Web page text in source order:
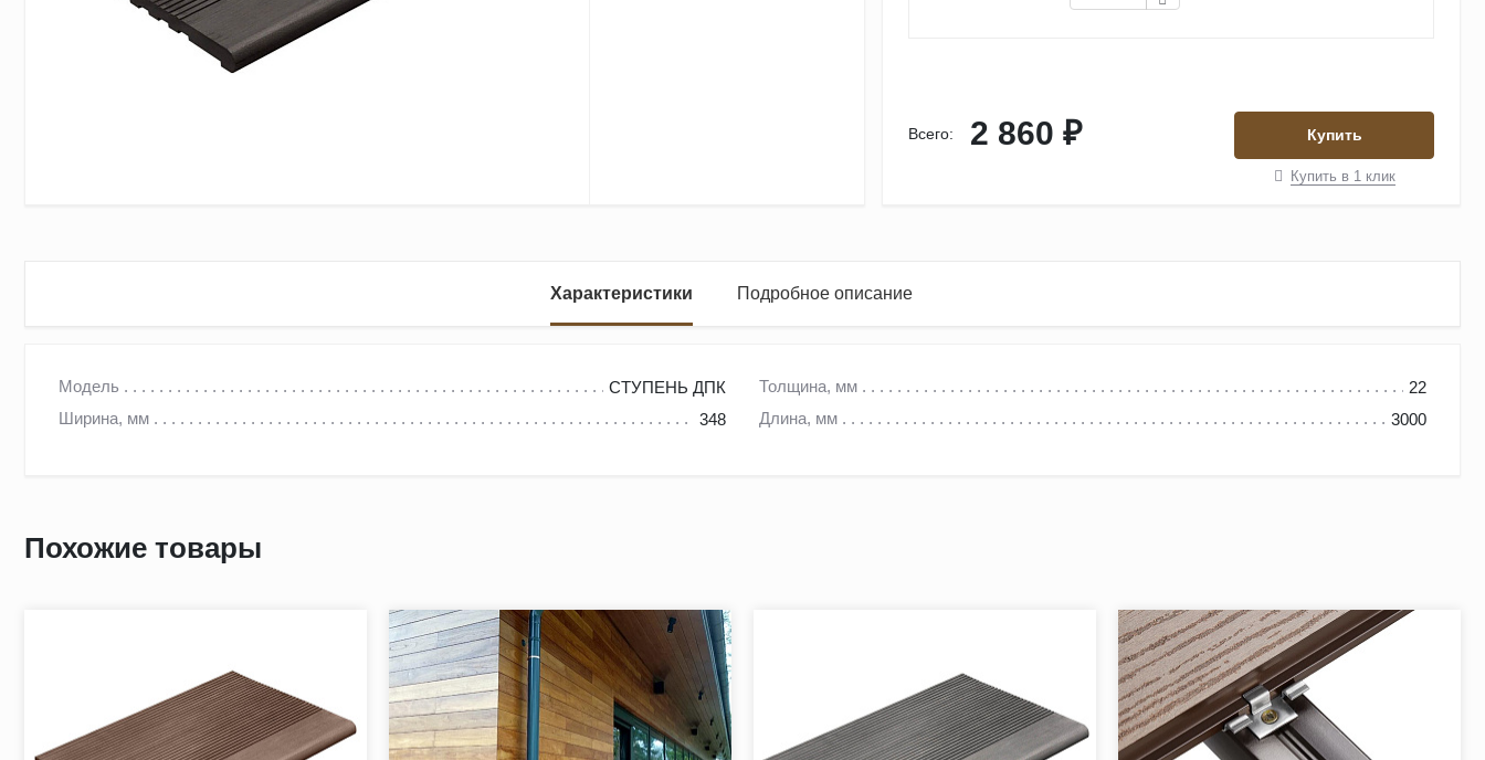
Всего: 2 860 ₽ Купить
Купить в 1 клик
Характеристики Подробное описание
Модель СТУПЕНЬ ДПК Толщина, мм
22
Ширина, мм
348 Длина, мм 3000
Максимальная распределенная нагрузка: до 4000 кг./кв.м.
Состав материала
Похожие товары